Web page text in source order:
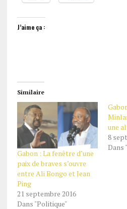
J’aime ça :
Similaire
Gabon : La fenêtre d’une
paix de braves s’ouvre
entre Ali Bongo et Jean
Ping
21 septembre 2016
Dans "Politique"
une
8
Dans